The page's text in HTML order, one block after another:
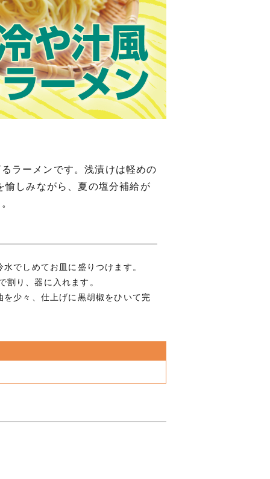
ラーメンです。浅漬けは軽めの
愉しみながら、夏の塩分補給が
でしめてお皿に盛りつけます。
り、器に入れます。
少々、仕上げに黒胡椒をひいて完